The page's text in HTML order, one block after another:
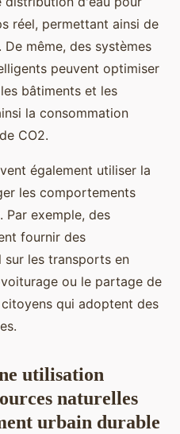
réel, permettant ainsi de
même, des systèmes
peuvent optimiser
bâtiments et les
la consommation
CO2.
également utiliser la
les comportements
Par exemple, des
fournir des
sur les transports en
ou le partage de
qui adoptent des
utilisation
naturelles
urbain durable